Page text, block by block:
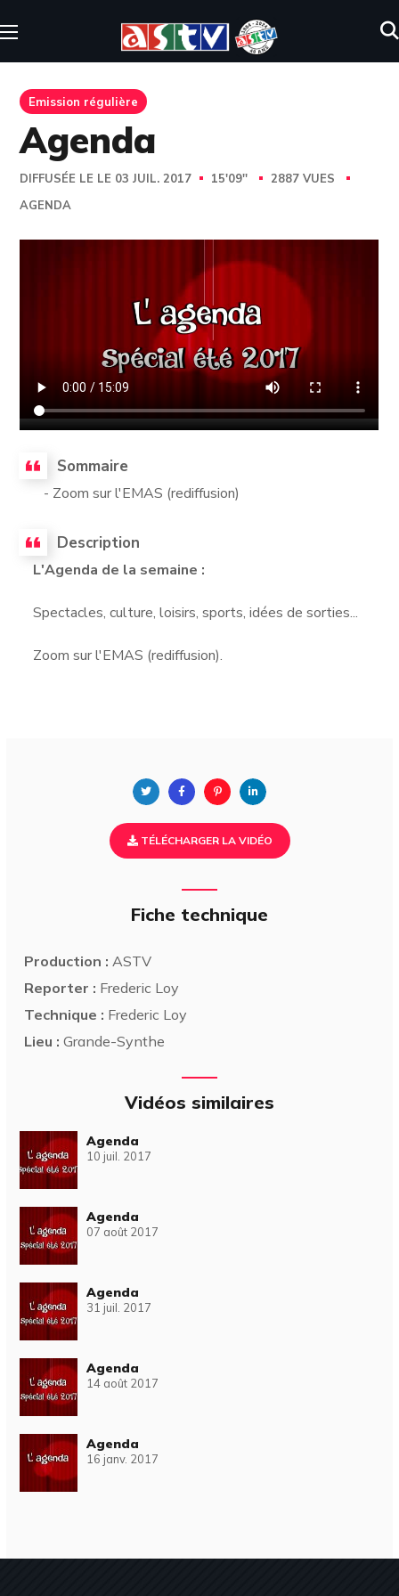
Emission régulière
Agenda
DIFFUSÉE LE LE 03 JUIL. 2017 15'09''
2887 VUES
AGENDA
Sommaire
- Zoom sur l'EMAS (rediffusion)
Description
L'Agenda de la semaine :
Spectacles, culture, loisirs, sports, idées de sorties...
Zoom sur l'EMAS (rediffusion).
TÉLÉCHARGER LA VIDÉO
Fiche technique
Production : ASTV
Reporter : Frederic Loy
Technique : Frederic Loy
Lieu : Grande-Synthe
Vidéos similaires
Agenda
10 juil. 2017
Agenda
07 août 2017
Agenda
31 juil. 2017
Agenda
14 août 2017
Agenda
16 janv. 2017